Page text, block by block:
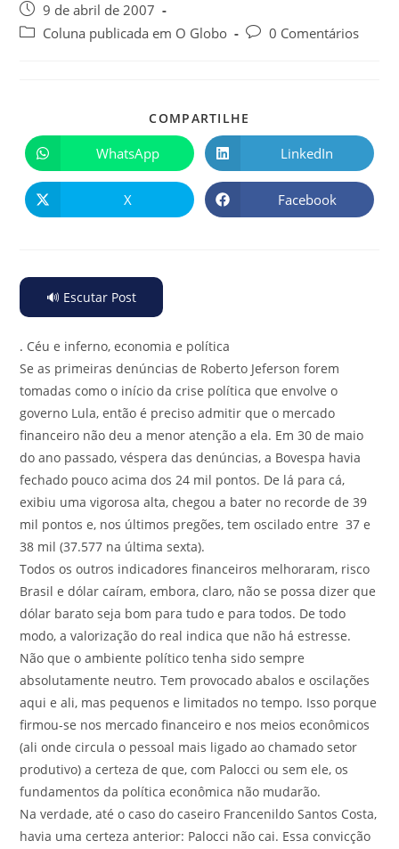
9 de abril de 2007
Coluna publicada em O Globo
0 Comentários
COMPARTILHE
WhatsApp LinkedIn
X Facebook
🔊 Escutar Post
. Céu e inferno, economia e política
Se as primeiras denúncias de Roberto Jeferson forem
tomadas como o início da crise política que envolve o
governo Lula, então é preciso admitir que o mercado
financeiro não deu a menor atenção a ela. Em 30 de maio
do ano passado, véspera das denúncias, a Bovespa havia
fechado pouco acima dos 24 mil pontos. De lá para cá,
exibiu uma vigorosa alta, chegou a bater no recorde de 39
mil pontos e, nos últimos pregões, tem oscilado entre 37 e
38 mil (37.577 na última sexta).
Todos os outros indicadores financeiros melhoraram, risco
Brasil e dólar caíram, embora, claro, não se possa dizer que
dólar barato seja bom para tudo e para todos. De todo
modo, a valorização do real indica que não há estresse.
Não que o ambiente político tenha sido sempre
absolutamente neutro. Tem provocado abalos e oscilações
aqui e ali, mas pequenos e limitados no tempo. Isso porque
firmou-se nos mercado financeiro e nos meios econômicos
(ali onde circula o pessoal mais ligado ao chamado setor
produtivo) a certeza de que, com Palocci ou sem ele, os
fundamentos da política econômica não mudarão.
Na verdade, até o caso do caseiro Francenildo Santos Costa,
havia uma certeza anterior: Palocci não cai. Essa convicção